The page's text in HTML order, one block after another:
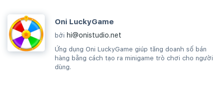
Oni LuckyGame
bởi hi@onistudio.net
Ứng dụng Oni LuckyGame giúp tăng doanh số bán
hàng bằng cách tạo ra minigame trò chơi cho người
dùng.